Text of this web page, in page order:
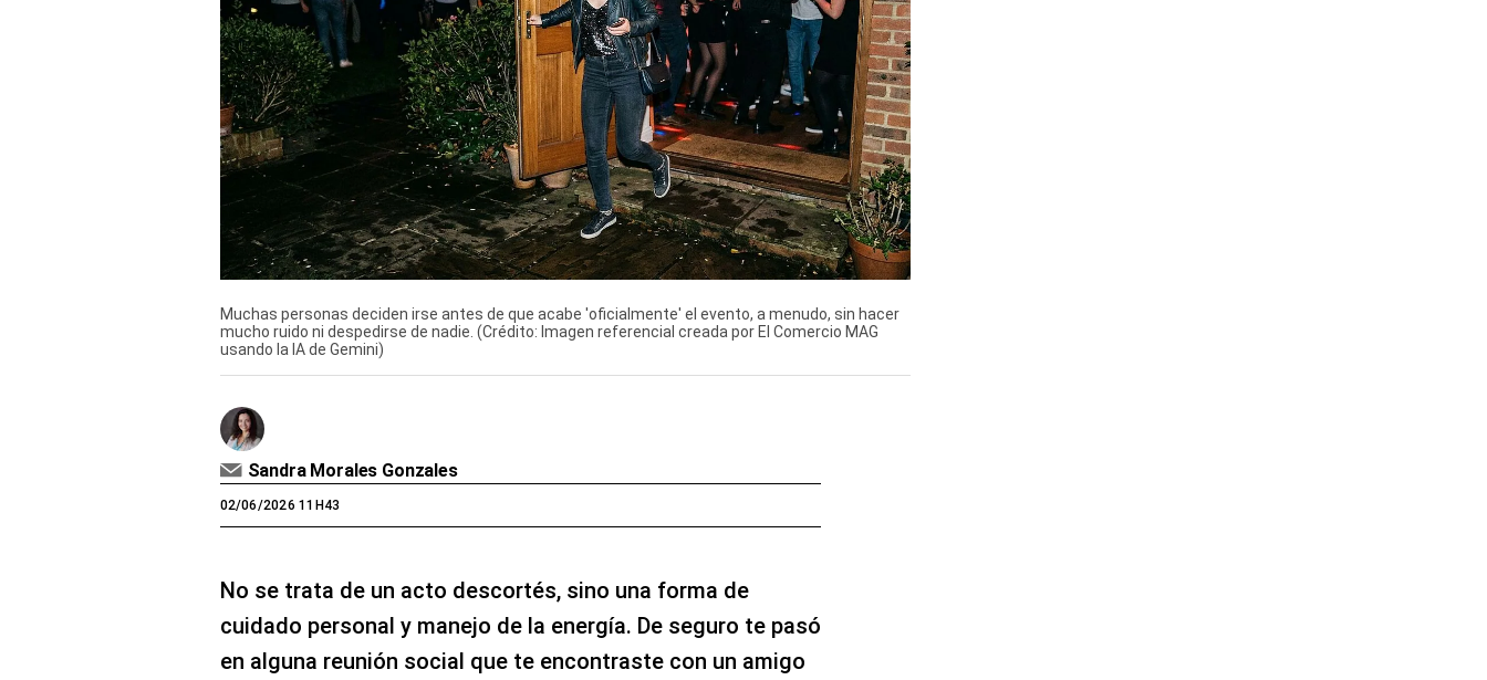
Muchas personas deciden irse antes de que acabe 'oficialmente' el evento, a menudo, sin hacer
mucho ruido ni despedirse de nadie. (Crédito: Imagen referencial creada por El Comercio MAG
usando la IA de Gemini)
Sandra Morales Gonzales
02/06/2026 11H43
No se trata de un acto descortés, sino una forma de
cuidado personal y manejo de la energía. De seguro te pasó
en alguna reunión social que te encontraste con un amigo